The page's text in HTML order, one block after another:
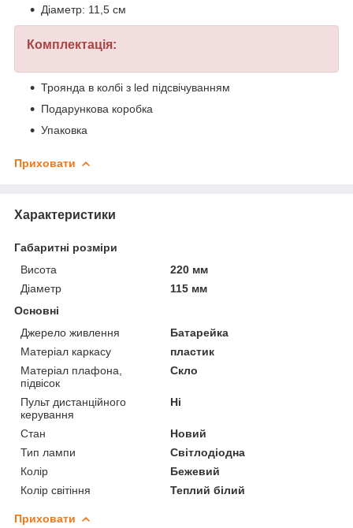
Діаметр: 11,5 см
Комплектація:
Троянда в колбі з led підсвічуванням
Подарункова коробка
Упаковка
Приховати
Характеристики
Габаритні розміри
Висота
220 мм
Діаметр
115 мм
Основні
Джерело живлення
Батарейка
Матеріал каркасу
пластик
Матеріал плафона,
підвісок
Скло
Пульт дистанційного
керування
Ні
Стан
Новий
Тип лампи
Світлодіодна
Колір
Бежевий
Колір світіння
Теплий білий
Приховати